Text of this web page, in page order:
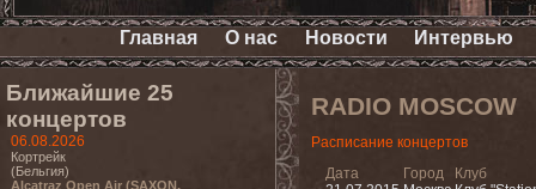
Главная О нас Новости Интервью
Ближайшие 25
концертов
06.08.2026
Кортрейк
(Бельгия)
Alcatraz Open Air (SAXON,
RADIO MOSCOW
Расписание концертов
Дата
Город
Клуб